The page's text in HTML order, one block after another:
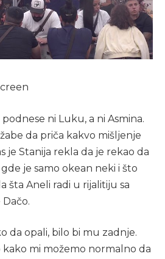
ni Luku, a ni Asmina.
da priča kakvo mišljenje
je Stanija rekla da je rekao da
je samo okean neki i što
šta Aneli radi u rijalitiju sa
da opali, bilo bi mu zadnje.
kako mi možemo normalno da